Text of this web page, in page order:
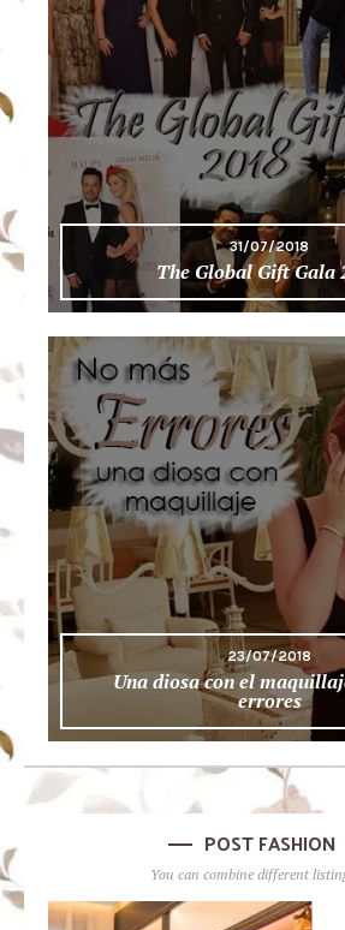
31/07/2018
The Global Gift Gala
23/07/2018
Una diosa con el
errores
POST FASHION
You can combine different